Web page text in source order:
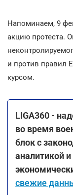
Напоминаем, 9
акцию протеста.
и против правил
курсом.
LIGA360 -
во время
блок с
аналитикой
свежие